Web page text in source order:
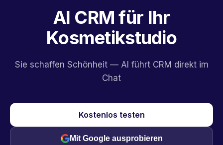
AI CRM für Ihr
Kosmetikstudio
Sie schaffen Schönheit — AI führt CRM direkt im
Chat
Kostenlos testen
Mit Google ausprobieren